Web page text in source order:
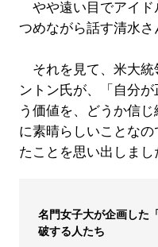
やや遠い目でアイド
つめながら話す清水さ
それを見て、米大統
ントン氏が、「自分
う価値を、どうか信
に素晴らしいことな
たことを思い出しまし
名門女子大が企画した
破する人たち